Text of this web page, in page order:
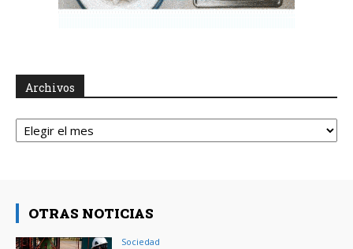
Archivos
Archivos
OTRAS NOTICIAS
Sociedad